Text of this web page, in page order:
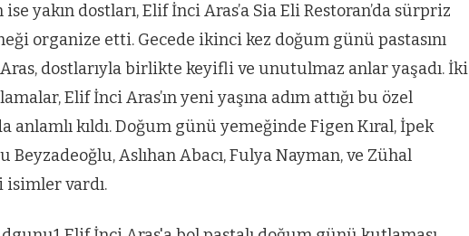
yakın dostları, Elif İnci Aras’a Sia Eli Restoran’da sürpriz
organize etti. Gecede ikinci kez doğum günü pastasını
dostlarıyla birlikte keyifli ve unutulmaz anlar yaşadı. İki
Elif İnci Aras’ın yeni yaşına adım attığı bu özel
anlamlı kıldı. Doğum günü yemeğinde Figen Kıral, İpek
Beyzadeoğlu, Aslıhan Abacı, Fulya Nayman, ve Zühal
vardı.